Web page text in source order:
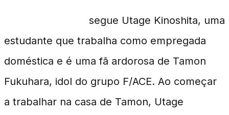
segue Utage Kinoshita, uma
estudante que trabalha como empregada
doméstica e é uma fã ardorosa de Tamon
Fukuhara, idol do grupo F/ACE. Ao começar
a trabalhar na casa de Tamon, Utage